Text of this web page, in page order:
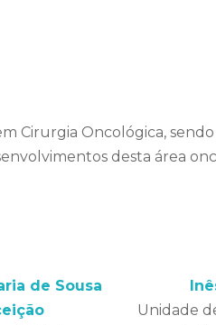
Cirurgia Oncológica, sendo
desta área
de Sousa
Unidade